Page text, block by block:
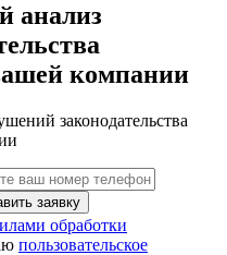
анализ
компании
законодательства
заявку
обработки
пользовательское